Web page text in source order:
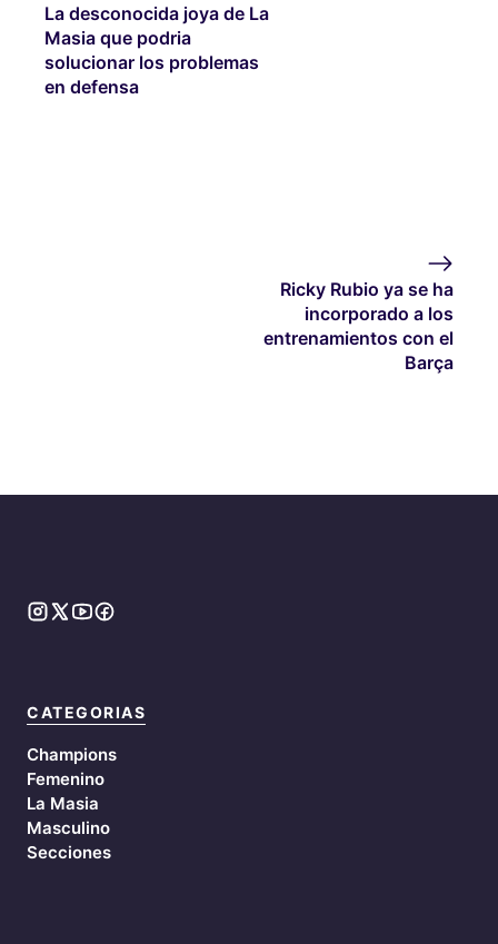
La desconocida joya de La
Masia que podria
solucionar los problemas
en defensa
Ricky Rubio ya se ha
incorporado a los
entrenamientos con el
Barça
CATEGORIAS
Champions
Femenino
La Masia
Masculino
Secciones